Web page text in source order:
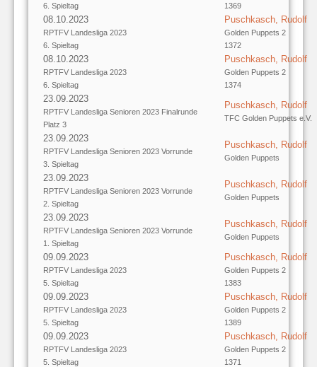
6. Spieltag
1369
08.10.2023
RPTFV Landesliga 2023
6. Spieltag
Puschkasch, Rudolf
Golden Puppets 2
1372
08.10.2023
RPTFV Landesliga 2023
6. Spieltag
Puschkasch, Rudolf
Golden Puppets 2
1374
23.09.2023
RPTFV Landesliga Senioren 2023 Finalrunde
Platz 3
Puschkasch, Rudolf
TFC Golden Puppets e.V.
23.09.2023
RPTFV Landesliga Senioren 2023 Vorrunde
3. Spieltag
Puschkasch, Rudolf
Golden Puppets
23.09.2023
RPTFV Landesliga Senioren 2023 Vorrunde
2. Spieltag
Puschkasch, Rudolf
Golden Puppets
23.09.2023
RPTFV Landesliga Senioren 2023 Vorrunde
1. Spieltag
Puschkasch, Rudolf
Golden Puppets
09.09.2023
RPTFV Landesliga 2023
5. Spieltag
Puschkasch, Rudolf
Golden Puppets 2
1383
09.09.2023
RPTFV Landesliga 2023
5. Spieltag
Puschkasch, Rudolf
Golden Puppets 2
1389
09.09.2023
RPTFV Landesliga 2023
5. Spieltag
Puschkasch, Rudolf
Golden Puppets 2
1371